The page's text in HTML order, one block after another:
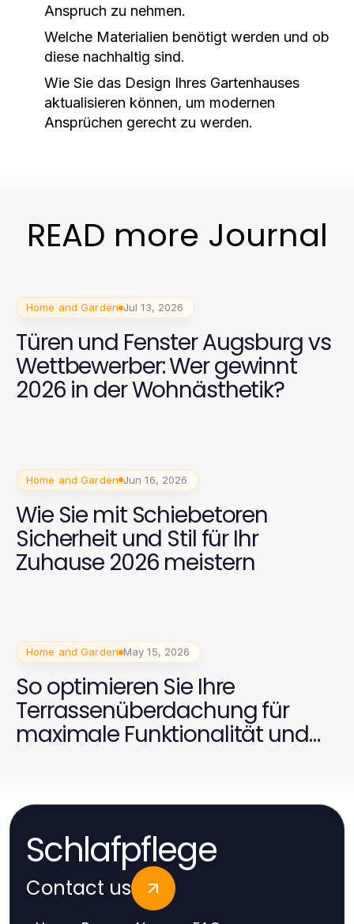
Anspruch zu nehmen.
Welche Materialien benötigt werden und ob
diese nachhaltig sind.
Wie Sie das Design Ihres Gartenhauses
aktualisieren können, um modernen
Ansprüchen gerecht zu werden.
READ more Journal
Home and Garden Jul 13, 2026
Türen und Fenster Augsburg vs
Wettbewerber: Wer gewinnt
2026 in der Wohnästhetik?
Home and Garden Jun 16, 2026
Wie Sie mit Schiebetoren
Sicherheit und Stil für Ihr
Zuhause 2026 meistern
Home and Garden May 15, 2026
So optimieren Sie Ihre
Terrassenüberdachung für
maximale Funktionalität und
Schlafpflege
Contact us